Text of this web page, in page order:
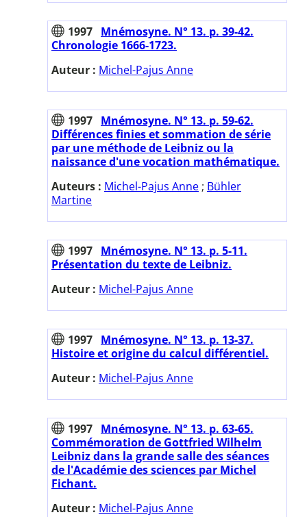
1997 Mnémosyne. N° 13. p. 39-42.
Chronologie 1666-1723.
Auteur : Michel-Pajus Anne
1997 Mnémosyne. N° 13. p. 59-62.
Différences finies et sommation de série
par une méthode de Leibniz ou la
naissance d'une vocation mathématique.
Auteurs : Michel-Pajus Anne ; Bühler
Martine
1997 Mnémosyne. N° 13. p. 5-11.
Présentation du texte de Leibniz.
Auteur : Michel-Pajus Anne
1997 Mnémosyne. N° 13. p. 13-37.
Histoire et origine du calcul différentiel.
Auteur : Michel-Pajus Anne
1997 Mnémosyne. N° 13. p. 63-65.
Commémoration de Gottfried Wilhelm
Leibniz dans la grande salle des séances
de l'Académie des sciences par Michel
Fichant.
Auteur : Michel-Pajus Anne